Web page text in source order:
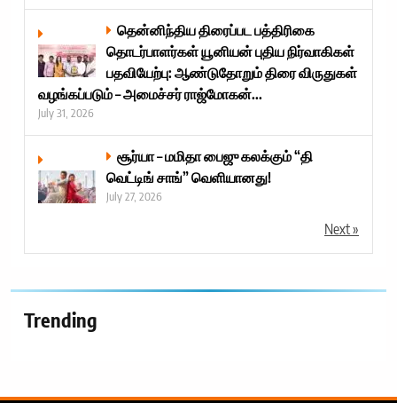
தென்னிந்திய திரைப்பட பத்திரிகை
தொடர்பாளர்கள் யூனியன் புதிய நிர்வாகிகள்
பதவியேற்பு: ஆண்டுதோறும் திரை விருதுகள்
வழங்கப்படும் – அமைச்சர் ராஜ்மோகன்...
July 31, 2026
சூர்யா – மமிதா பைஜு கலக்கும் “தி
வெட்டிங் சாங்” வெளியானது!
July 27, 2026
Next »
Trending